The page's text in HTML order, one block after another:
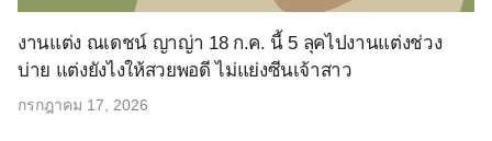
งานแต่ง ณเดชน์ ญาญ่า 18 ก.ค. นี้ 5 ลุคไปงานแต่งช่วง
บ่าย แต่งยังไงให้สวยพอดี ไม่แย่งซีนเจ้าสาว
กรกฎาคม 17, 2026